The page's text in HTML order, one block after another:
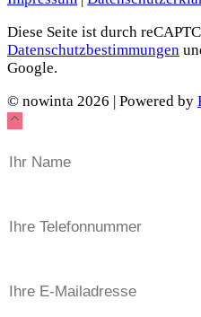
Diese Seite ist durch
Datenschutzbestimmungen
Google.
© nowinta 2026 | Powered by